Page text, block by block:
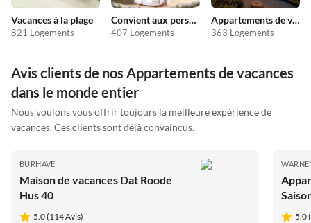
Vacances à la plage
821 Logements
Convient aux personnes allergiques
407 Logements
Appartements de vacances pas chers
363 Logements
Avis clients de nos Appartements de vacances
dans le monde entier
Nous voulons vous offrir toujours la meilleure expérience de
vacances. Ces clients sont déjà convaincus.
BURHAVE
Maison de vacances Dat Roode
Hus 40
5.0 (114 Avis) 5.0